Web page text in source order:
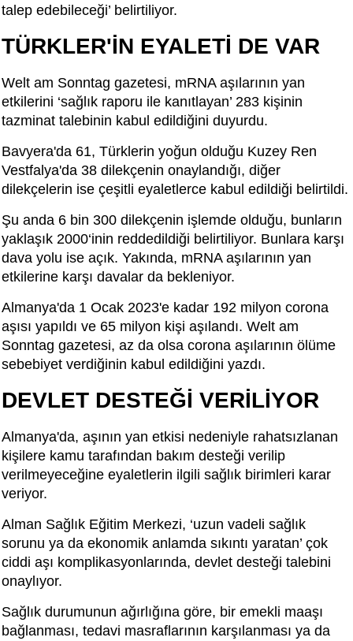
talep edebileceği’ belirtiliyor.
TÜRKLER'İN EYALETİ DE VAR
Welt am Sonntag gazetesi, mRNA aşılarının yan
etkilerini ‘sağlık raporu ile kanıtlayan’ 283 kişinin
tazminat talebinin kabul edildiğini duyurdu.
Bavyera'da 61, Türklerin yoğun olduğu Kuzey Ren
Vestfalya'da 38 dilekçenin onaylandığı, diğer
dilekçelerin ise çeşitli eyaletlerce kabul edildiği belirtildi.
Şu anda 6 bin 300 dilekçenin işlemde olduğu, bunların
yaklaşık 2000‘inin reddedildiği belirtiliyor. Bunlara karşı
dava yolu ise açık. Yakında, mRNA aşılarının yan
etkilerine karşı davalar da bekleniyor.
Almanya'da 1 Ocak 2023'e kadar 192 milyon corona
aşısı yapıldı ve 65 milyon kişi aşılandı. Welt am
Sonntag gazetesi, az da olsa corona aşılarının ölüme
sebebiyet verdiğinin kabul edildiğini yazdı.
DEVLET DESTEĞİ VERİLİYOR
Almanya'da, aşının yan etkisi nedeniyle rahatsızlanan
kişilere kamu tarafından bakım desteği verilip
verilmeyeceğine eyaletlerin ilgili sağlık birimleri karar
veriyor.
Alman Sağlık Eğitim Merkezi, ‘uzun vadeli sağlık
sorunu ya da ekonomik anlamda sıkıntı yaratan’ çok
ciddi aşı komplikasyonlarında, devlet desteği talebini
onaylıyor.
Sağlık durumunun ağırlığına göre, bir emekli maaşı
bağlanması, tedavi masraflarının karşılanması ya da